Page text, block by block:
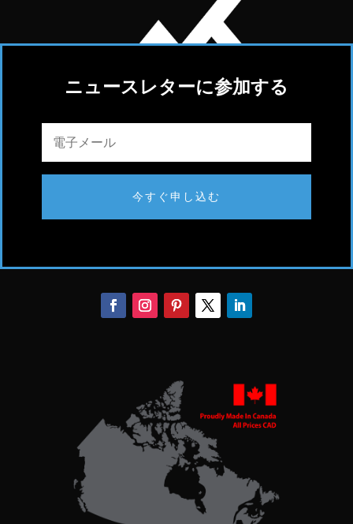
ニュースレターに参加する
今すぐ申し込む